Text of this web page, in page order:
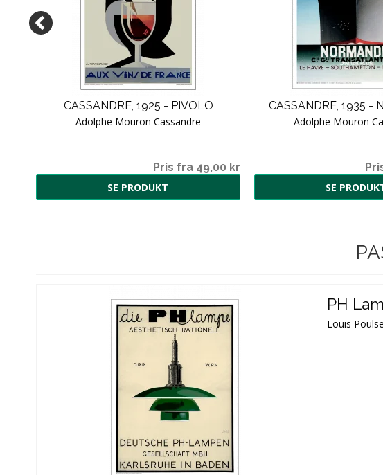
CASSANDRE, 1925 - PIVOLO
Adolphe Mouron Cassandre
Pris fra 49,00 kr
SE PRODUKT
CASSANDRE, 1935 -
Adolphe Mouron
SE
PH
Louis